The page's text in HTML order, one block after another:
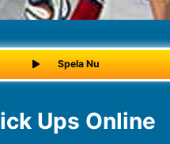
Spela Nu
Kick Ups Online